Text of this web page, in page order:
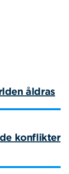
åldras
konflikter